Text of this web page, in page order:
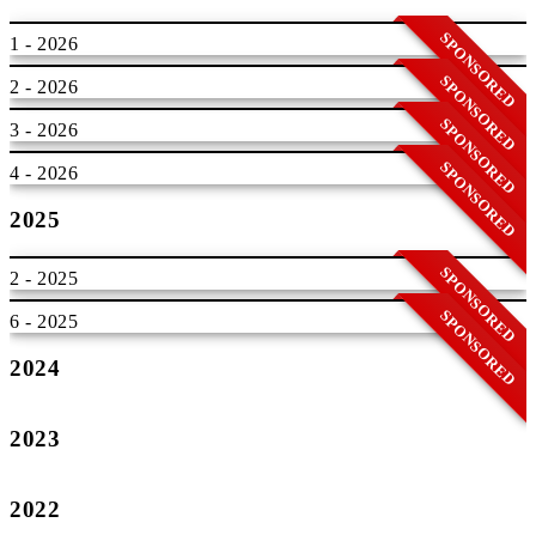
SPONSORED
1 - 2026
SPONSORED
2 - 2026
SPONSORED
3 - 2026
SPONSORED
4 - 2026
2025
SPONSORED
2 - 2025
SPONSORED
6 - 2025
2024
2023
2022